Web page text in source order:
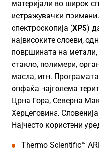
материјали во широк
истражувачки
спектроскопија (XPS)
највисоките слоеви,
површината на метали,
стакло, полимери,
масла, итн.
опфаќа најголема
Црна Гора, Северна
Херцеговина,
Најчесто користени
Thermo Scientific™